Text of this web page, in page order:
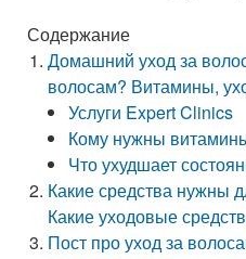
Содержание
Домашний уход за
волосам? Витамины,
Услуги Expert Clinics
Кому нужны
Что ухудшает
Какие средства нужны
Какие уходовые
Пост про уход за